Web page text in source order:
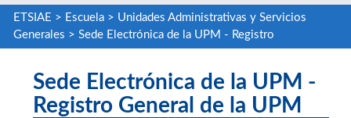
ETSIAE > Escuela> Unidades Administrativas y Servicios
Generales > Sede Electrónica de la UPM - Registro
Sede Electrónica de la UPM -
Registro General de la UPM